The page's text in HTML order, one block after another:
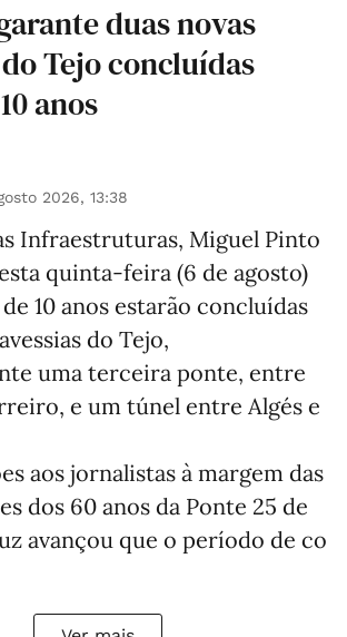
duas novas
Tejo concluídas
anos
2026, 13:38
Infraestruturas, Miguel Pinto
quinta-feira (6 de agosto)
10 anos estarão concluídas
do Tejo,
uma terceira ponte, entre
e um túnel entre Algés e
aos jornalistas à margem das
dos 60 anos da Ponte 25 de
avançou que o período de co